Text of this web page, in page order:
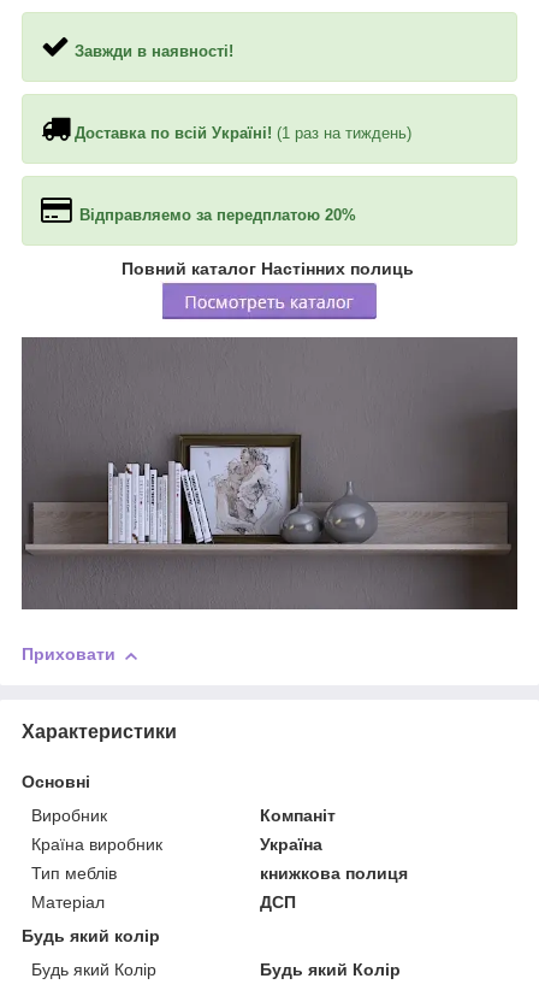
Завжди в наявності!
Доставка по всій Україні! (1 раз на тиждень)
Відправляемо за передплатою 20%
Повний каталог Настінних полиць
Приховати
Характеристики
Основні
Виробник
Компаніт
Країна виробник
Україна
Тип меблів
книжкова полиця
Матеріал
ДСП
Будь який колір
Будь який Колір
Будь який Колір